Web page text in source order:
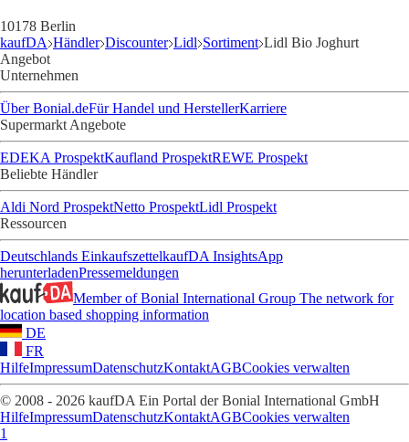
10178 Berlin
kaufDA Händler Discounter Lidl Sortiment Lidl Bio Joghurt
Angebot
Unternehmen
Über Bonial.deFür Handel und HerstellerKarriere
Supermarkt Angebote
EDEKA ProspektKaufland ProspektREWE Prospekt
Beliebte Händler
Aldi Nord ProspektNetto ProspektLidl Prospekt
Ressourcen
Deutschlands EinkaufszettelkaufDA InsightsApp
herunterladenPressemeldungen
Member of Bonial International Group The network for
location based shopping information
DE
FR
HilfeImpressumDatenschutzKontaktAGBCookies verwalten
© 2008 - 2026 kaufDA Ein Portal der Bonial International GmbH
HilfeImpressumDatenschutzKontaktAGBCookies verwalten
1